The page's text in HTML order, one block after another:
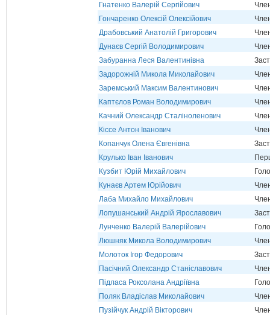
Гнатенко Валерій Сергійович
Гончаренко Олексій Олексійович
Драбовський Анатолій Григорович
Дунаєв Сергій Володимирович
Забуранна Леся Валентинівна
Задорожній Микола Миколайович
Заремський Максим Валентинович
Каптєлов Роман Володимирович
Качний Олександр Сталіноленович
Кіссе Антон Іванович
Копанчук Олена Євгенівна
Крулько Іван Іванович
Кузбит Юрій Михайлович
Кунаєв Артем Юрійович
Лаба Михайло Михайлович
Лопушанський Андрій Ярославович
Лунченко Валерій Валерійович
Люшняк Микола Володимирович
Молоток Ігор Федорович
Пасічний Олександр Станіславович
Підласа Роксолана Андріївна
Поляк Владіслав Миколайович
Пузійчук Андрій Вікторович